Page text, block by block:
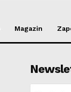
Magazin